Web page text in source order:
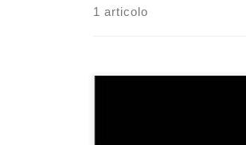
1 articolo